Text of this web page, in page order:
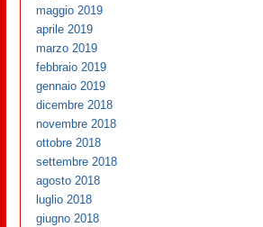
maggio 2019
aprile 2019
marzo 2019
febbraio 2019
gennaio 2019
dicembre 2018
novembre 2018
ottobre 2018
settembre 2018
agosto 2018
luglio 2018
giugno 2018